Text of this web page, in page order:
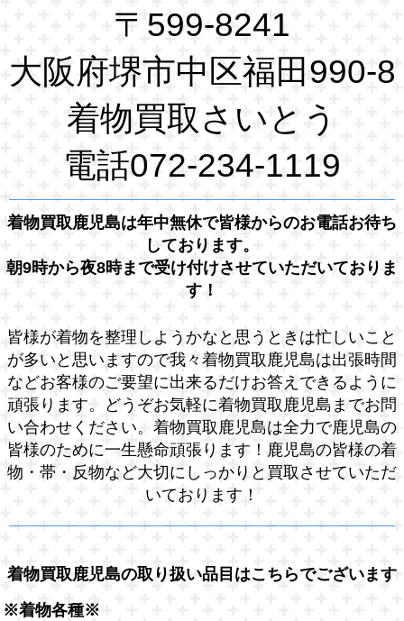
〒599-8241
大阪府堺市中区福田990-8
着物買取さいとう
電話072-234-1119
着物買取鹿児島は年中無休で皆様からのお電話お待ち
しております。
朝9時から夜8時まで受け付けさせていただいておりま
す！
皆様が着物を整理しようかなと思うときは忙しいこと
が多いと思いますので我々着物買取鹿児島は出張時間
などお客様のご要望に出来るだけお答えできるように
頑張ります。どうぞお気軽に着物買取鹿児島までお問
い合わせください。着物買取鹿児島は全力で鹿児島の
皆様のために一生懸命頑張ります！鹿児島の皆様の着
物・帯・反物など大切にしっかりと買取させていただ
いております！
着物買取鹿児島の取り扱い品目はこちらでございます
※着物各種※